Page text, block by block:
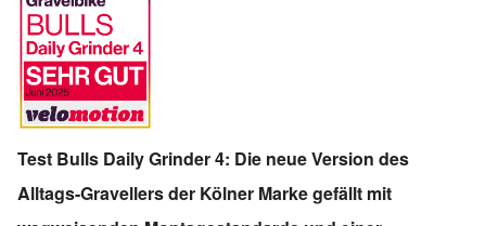
Test Bulls Daily Grinder 4: Die neue Version des
Alltags-Gravellers der Kölner Marke gefällt mit